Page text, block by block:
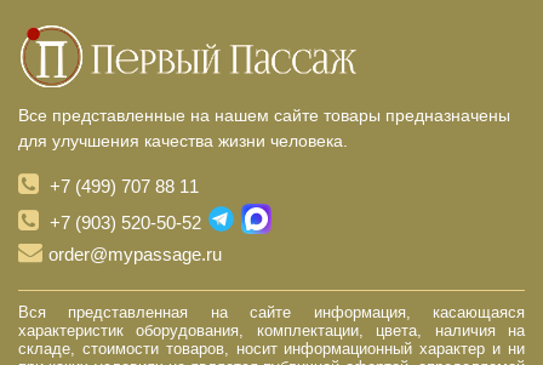
Все представленные на нашем сайте товары предназначены
для улучшения качества жизни человека.
+7 (499) 707 88 11
+7 (903) 520-50-52
order@mypassage.ru
Вся представленная на сайте информация, касающаяся
характеристик оборудования, комплектации, цвета, наличия на
складе, стоимости товаров, носит информационный характер и ни